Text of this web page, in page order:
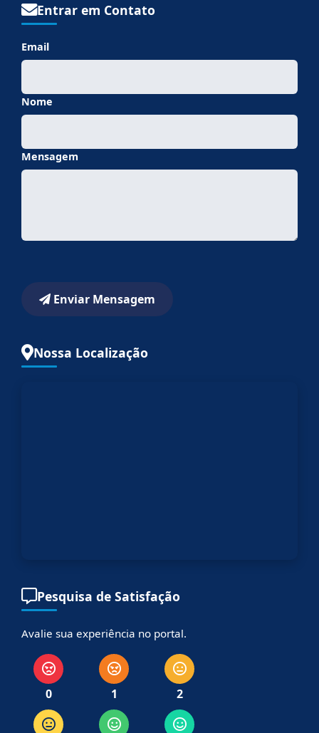
Entrar em Contato
Email
Nome
Mensagem
Enviar Mensagem
Nossa Localização
Pesquisa de Satisfação
Avalie sua experiência no portal.
0 1 2